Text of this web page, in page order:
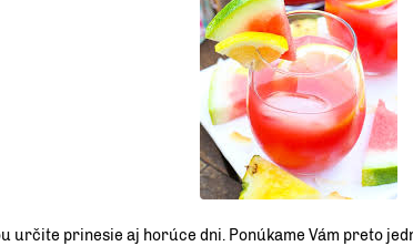
určite prinesie aj horúce dni. Ponúkame Vám preto